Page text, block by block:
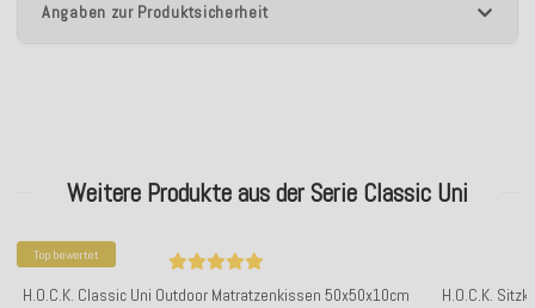
Angaben zur Produktsicherheit
Weitere Produkte aus der Serie Classic Uni
Top bewertet
H.O.C.K. Classic Uni Outdoor Matratzenkissen 50x50x10cm
H.O.C.K.